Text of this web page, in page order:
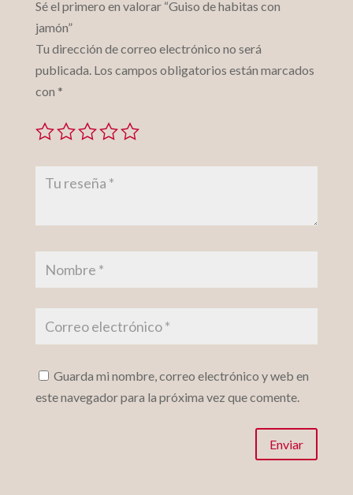
Sé el primero en valorar “Guiso de habitas con
jamón”
Tu dirección de correo electrónico no será
publicada. Los campos obligatorios están marcados
con *
Guarda mi nombre, correo electrónico y web en
este navegador para la próxima vez que comente.
Enviar